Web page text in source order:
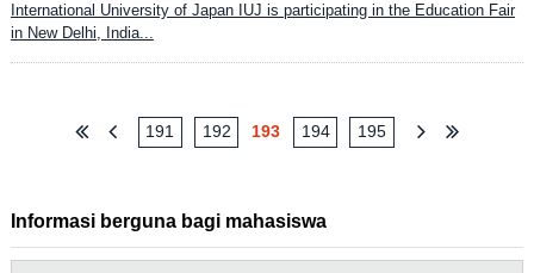
International University of Japan IUJ is participating in the Education Fair
in New Delhi, India...
191 192 193 194 195
Informasi berguna bagi mahasiswa